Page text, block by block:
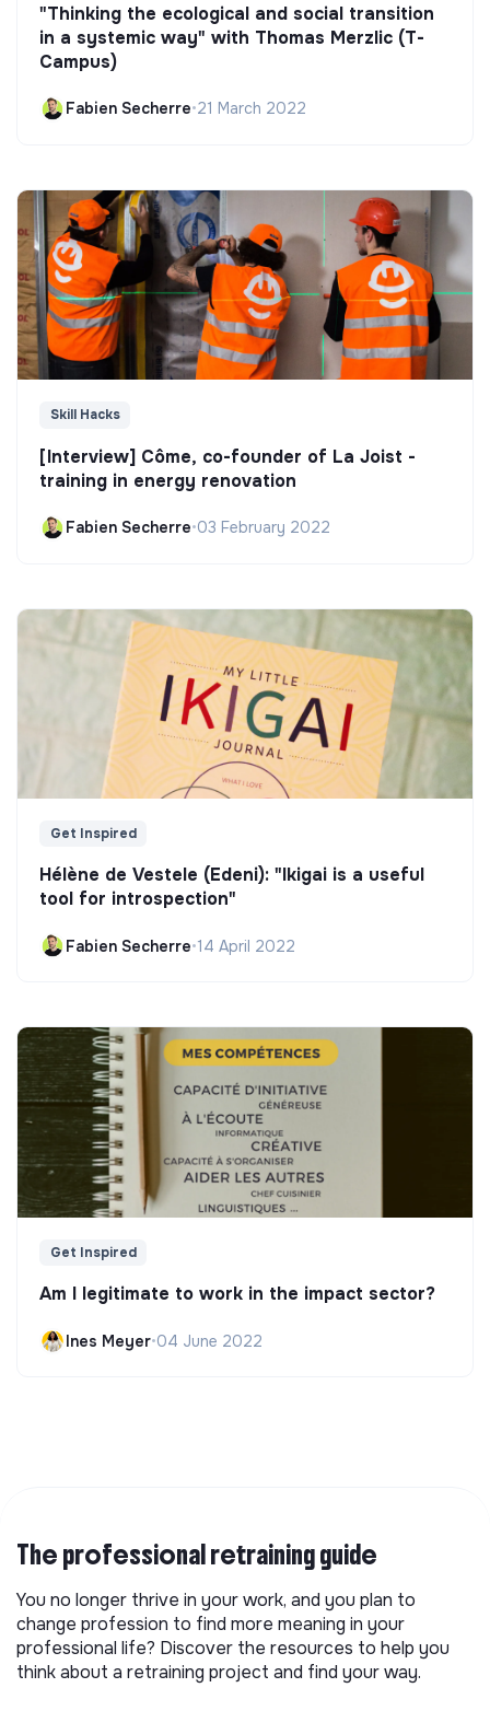
"Thinking the ecological and social transition
in a systemic way" with Thomas Merzlic (T-
Campus)
Fabien Secherre•21 March 2022
Skill Hacks
[Interview] Côme, co-founder of La Joist -
training in energy renovation
Fabien Secherre•03 February 2022
Get Inspired
Hélène de Vestele (Edeni): "Ikigai is a useful
tool for introspection"
Fabien Secherre•14 April 2022
Get Inspired
Am I legitimate to work in the impact sector?
Ines Meyer•04 June 2022
The professional retraining guide
You no longer thrive in your work, and you plan to
change profession to find more meaning in your
professional life? Discover the resources to help you
think about a retraining project and find your way.